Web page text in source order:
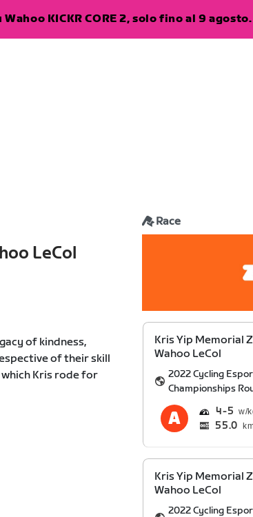
KICKR CORE 2, solo fino al 9 agosto.
LeCol
Race
of kindness,
of their skill
which Kris rode for
Kris Yip Memorial
Wahoo LeCol
2022 Cycling
Championships
4 5
55.0
Kris Yip Memorial
Wahoo LeCol
2022 Cycling